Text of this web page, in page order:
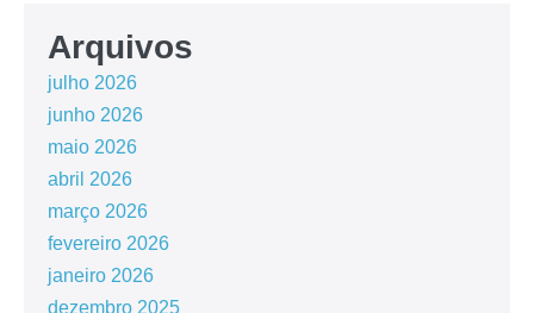
Arquivos
julho 2026
junho 2026
maio 2026
abril 2026
março 2026
fevereiro 2026
janeiro 2026
dezembro 2025